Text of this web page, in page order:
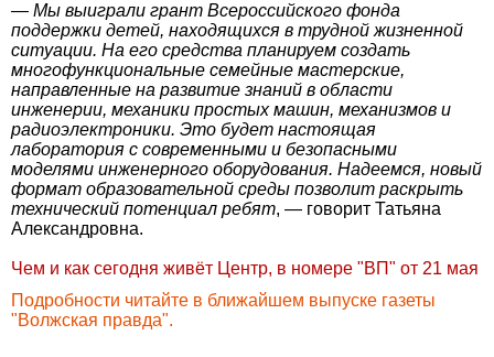
— Мы выиграли грант Всероссийского фонда
поддержки детей, находящихся в трудной жизненной
ситуации. На его средства планируем создать
многофункциональные семейные мастерские,
направленные на развитие знаний в области
инженерии, механики простых машин, механизмов и
радиоэлектроники. Это будет настоящая
лаборатория с современными и безопасными
моделями инженерного оборудования. Надеемся, новый
формат образовательной среды позволит раскрыть
технический потенциал ребят, — говорит Татьяна
Александровна.
Чем и как сегодня живёт Центр, в номере "ВП" от 21 мая
Подробности читайте в ближайшем выпуске газеты
"Волжская правда".